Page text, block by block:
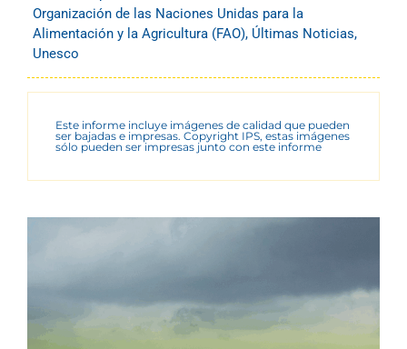
Organización de las Naciones Unidas para la
Alimentación y la Agricultura (FAO), Últimas Noticias,
Unesco
Este informe incluye imágenes de calidad que pueden
ser bajadas e impresas. Copyright IPS, estas imágenes
sólo pueden ser impresas junto con este informe